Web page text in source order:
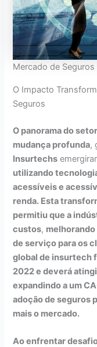
Mercado de Seguros
O Impacto
Seguros
O panorama do
mudança profunda,
Insurtechs
utilizando
acessíveis e
renda. Esta
permitiu que a
custos,
de serviço para os
global de insurtech
2022 e deverá
expandindo a um
adoção de seguros
mais o mercado.
Ao enfrentar